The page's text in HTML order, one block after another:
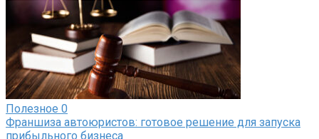
Полезное 0
Франшиза автоюристов: готовое решение для запуска
прибыльного бизнеса